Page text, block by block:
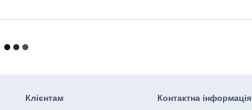
Клієнтам Контактна інформація